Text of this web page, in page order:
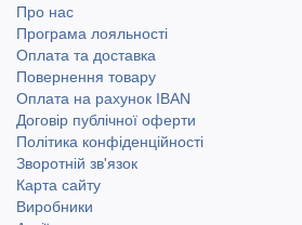
Про нас
Програма лояльності
Оплата та доставка
Повернення товару
Оплата на рахунок IBAN
Договір публічної оферти
Політика конфіденційності
Зворотній зв'язок
Карта сайту
Виробники